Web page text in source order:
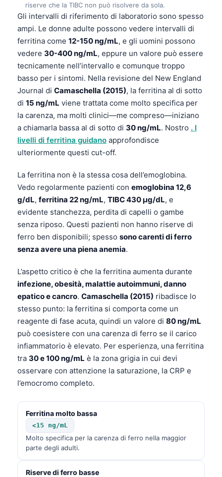
riserve che la TIBC non può risolvere da sola.
Gli intervalli di riferimento di laboratorio sono spesso
ampi. Le donne adulte possono vedere intervalli di
ferritina come 12-150 ng/mL, e gli uomini possono
vedere 30-400 ng/mL, eppure un valore può essere
tecnicamente nell’intervallo e comunque troppo
basso per i sintomi. Nella revisione del New England
Journal di Camaschella (2015), la ferritina al di sotto
di 15 ng/mL viene trattata come molto specifica per
la carenza, ma molti clinici—me compreso—iniziano
a chiamarla bassa al di sotto di 30 ng/mL. Nostro . I
livelli di ferritina guidano approfondisce
ulteriormente questi cut-off.
La ferritina non è la stessa cosa dell’emoglobina.
Vedo regolarmente pazienti con emoglobina 12,6
g/dL, ferritina 22 ng/mL, TIBC 430 µg/dL, e
evidente stanchezza, perdita di capelli o gambe
senza riposo. Questi pazienti non hanno riserve di
ferro ben disponibili; spesso sono carenti di ferro
senza avere una piena anemia.
L’aspetto critico è che la ferritina aumenta durante
infezione, obesità, malattie autoimmuni, danno
epatico e cancro. Camaschella (2015) ribadisce lo
stesso punto: la ferritina si comporta come un
reagente di fase acuta, quindi un valore di 80 ng/mL
può coesistere con una carenza di ferro se il carico
infiammatorio è elevato. Per esperienza, una ferritina
tra 30 e 100 ng/mL è la zona grigia in cui devi
osservare con attenzione la saturazione, la CRP e
l’emocromo completo.
Ferritina molto bassa
<15 ng/mL
Molto specifica per la carenza di ferro nella maggior
parte degli adulti.
Riserve di ferro basse